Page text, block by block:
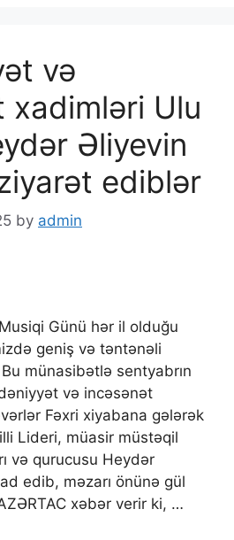
və
xadimləri Ulu
Əliyevin
ziyarət ediblər
by admin
Günü hər il olduğu
geniş və təntənəli
münasibətlə sentyabrın
və incəsənət
Fəxri xiyabana gələrək
Lideri, müasir müstəqil
və qurucusu Heydər
edib, məzarı önünə gül
xəbər verir ki, …